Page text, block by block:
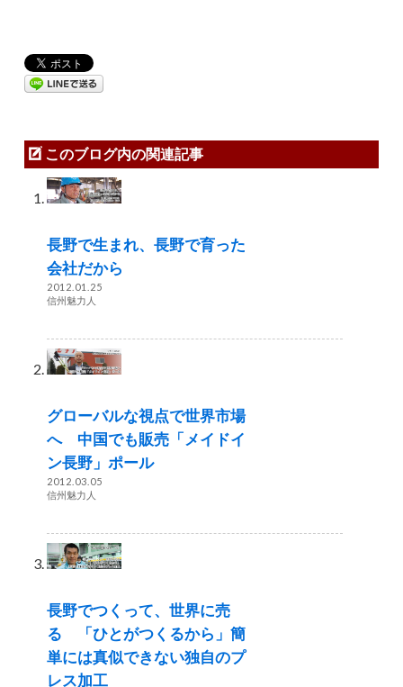
このブログ内の関連記事
長野で生まれ、長野で育った
会社だから
2012.01.25
信州魅力人
グローバルな視点で世界市場
へ 中国でも販売「メイドイ
ン長野」ポール
2012.03.05
信州魅力人
長野でつくって、世界に売
る 「ひとがつくるから」簡
単には真似できない独自のプ
レス加工